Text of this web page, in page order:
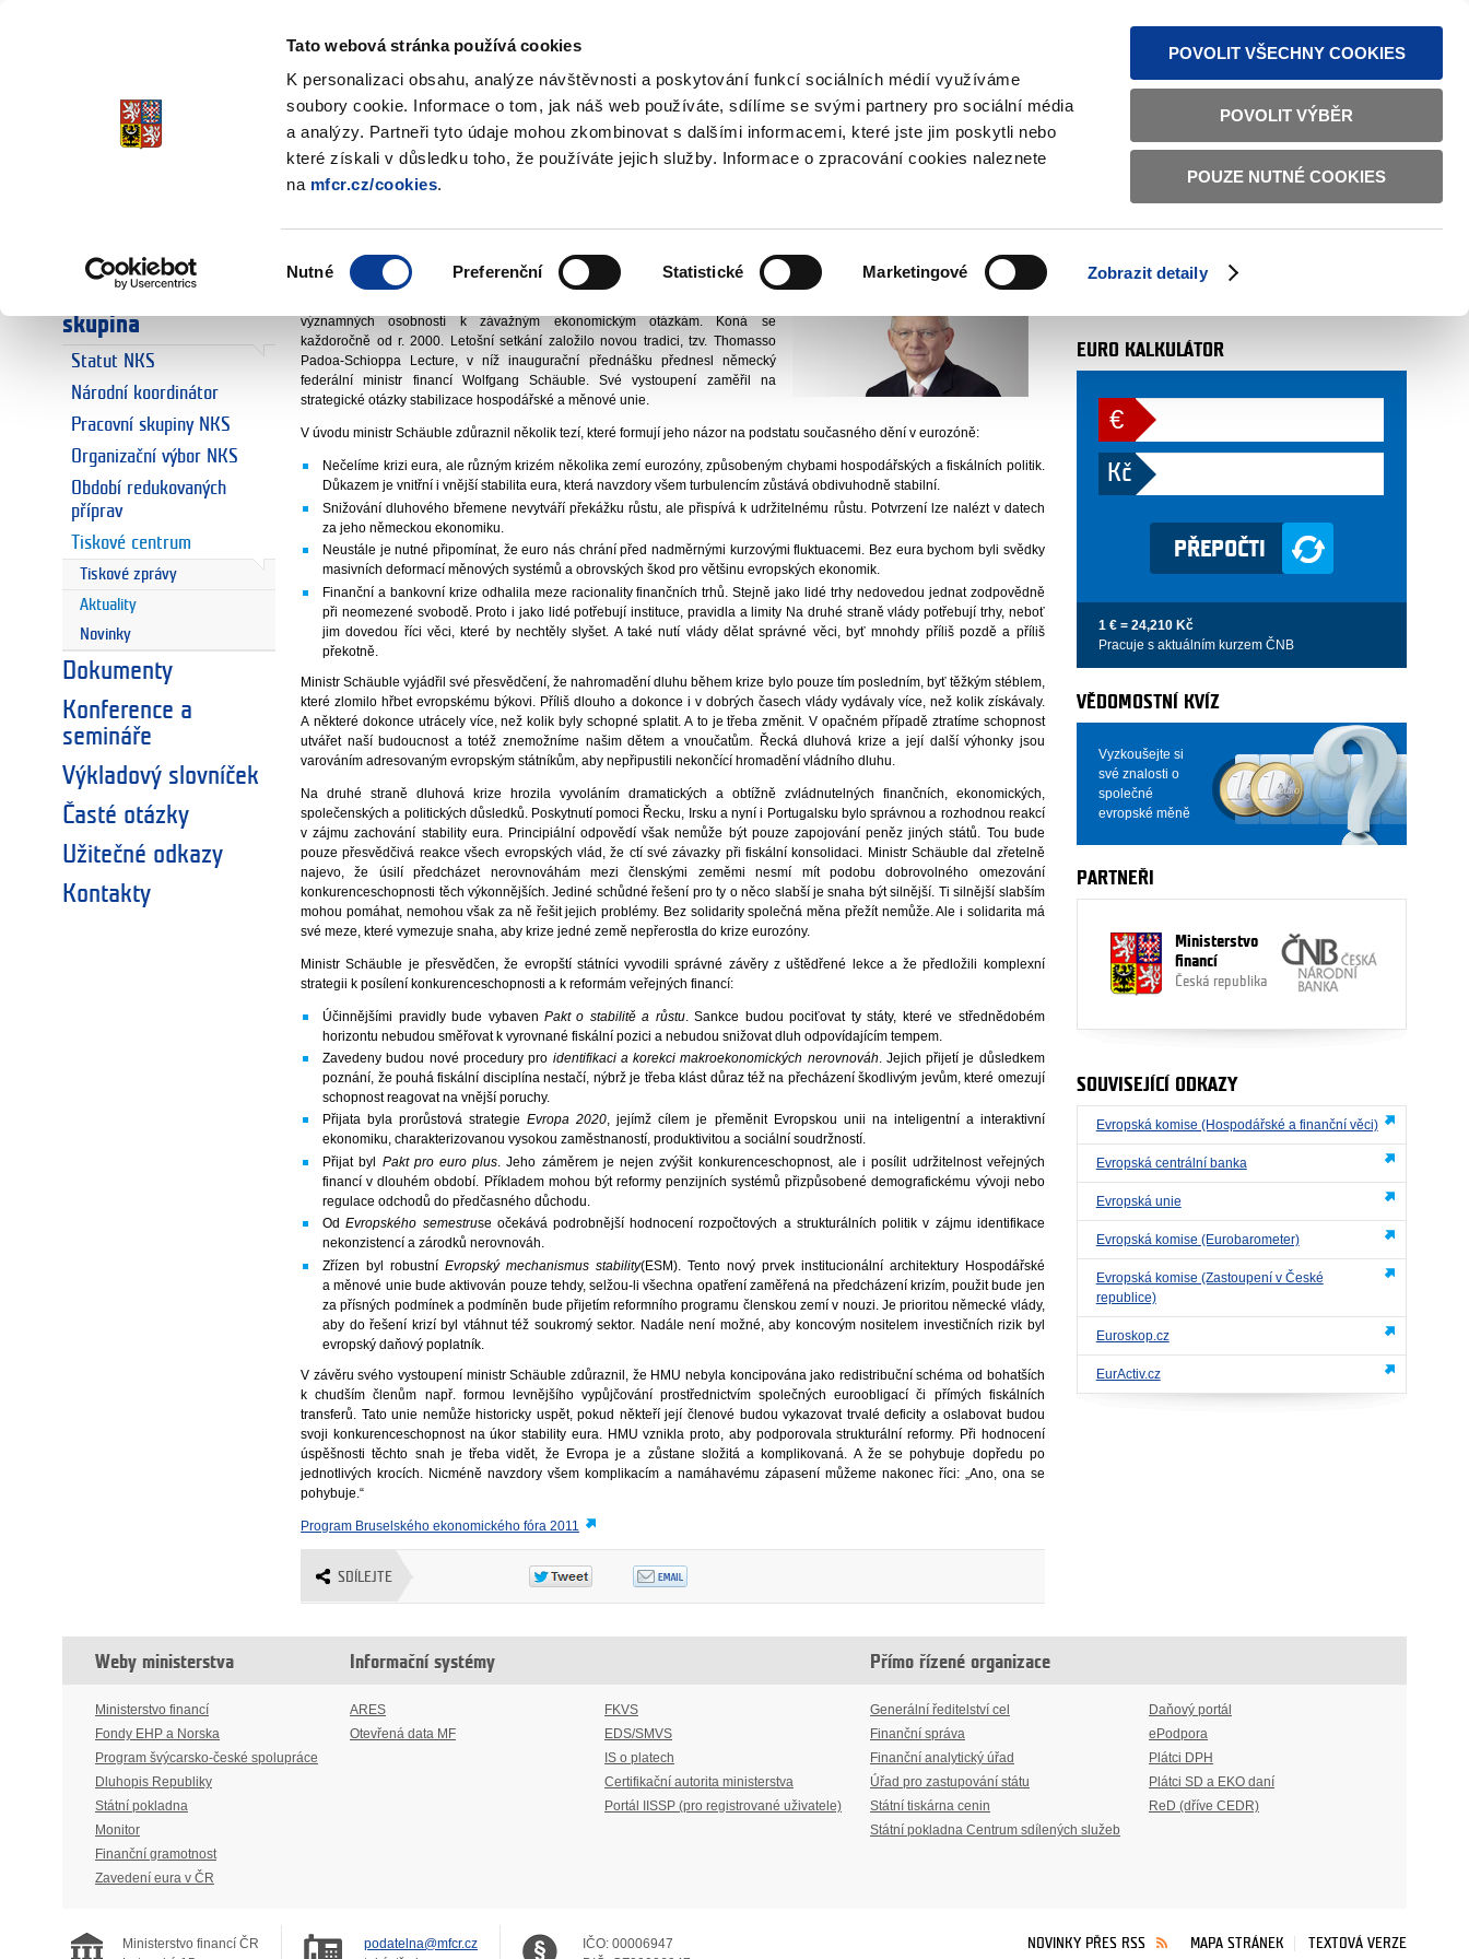
Tato webová stránka používá cookies
K personalizaci obsahu, analýze návštěvnosti a poskytování funkcí sociálních médií využíváme
soubory cookie. Informace o tom, jak náš web používáte, sdílíme se svými partnery pro sociální média
a analýzy. Partneři tyto údaje mohou zkombinovat s dalšími informacemi, které jste jim poskytli nebo
které získali v důsledku toho, že používáte jejich služby. Informace o zpracování cookies naleznete
na mfcr.cz/cookies.
souhlasu
Nutné Preferenční Statistické Marketingové Zobrazit detaily
POVOLIT VŠECHNY COOKIES
POVOLIT VÝBĚR
POUZE NUTNÉ COOKIES
TEXTOVÁ VERZE ČESKY ENGLISH
Bezplatná infolinka
Úvodní stránka
republika
skupina
Statut NKS
Národní koordinátor
Pracovní skupiny NKS
Organizační výbor NKS
Období redukovaných
příprav
Tiskové centrum
Tiskové zprávy
Aktuality
Novinky
Dokumenty
Konference a
semináře
Výkladový slovníček
Časté otázky
Užitečné odkazy
Kontakty
Úvodní stránka Národní koordinační skupina Tiskové centrum Aktuality 2011 Německý ministr financí přednesl první Padoa-Schioppa Lecture
Německý ministr financí přednesl první Padoa-Schioppa Lecture
doc. Ing. Oldřich Dědek, CSc.
národní koordinátor pro zavedení eura v ČR
Vydáno27. 5. 2011
významných osobností k závažným ekonomickým otázkám. Koná se
každoročně od r. 2000. Letošní setkání založilo novou tradici, tzv. Thomasso
Padoa-Schioppa Lecture, v níž inaugurační přednášku přednesl německý
federální ministr financí Wolfgang Schäuble. Své vystoupení zaměřil na
strategické otázky stabilizace hospodářské a měnové unie.
V úvodu ministr Schäuble zdůraznil několik tezí, které formují jeho názor na podstatu současného dění v eurozóně:
Nečelíme krizi eura, ale různým krizém několika zemí eurozóny, způsobeným chybami hospodářských a fiskálních politik.
Důkazem je vnitřní i vnější stabilita eura, která navzdory všem turbulencím zůstává obdivuhodně stabilní.
Snižování dluhového břemene nevytváří překážku růstu, ale přispívá k udržitelnému růstu. Potvrzení lze nalézt v datech
za jeho německou ekonomiku.
Neustále je nutné připomínat, že euro nás chrání před nadměrnými kurzovými fluktuacemi. Bez eura bychom byli svědky
masivních deformací měnových systémů a obrovských škod pro většinu evropských ekonomik.
Finanční a bankovní krize odhalila meze racionality finančních trhů. Stejně jako lidé trhy nedovedou jednat zodpovědně
při neomezené svobodě. Proto i jako lidé potřebují instituce, pravidla a limity Na druhé straně vlády potřebují trhy, neboť
jim dovedou říci věci, které by nechtěly slyšet. A také nutí vlády dělat správné věci, byť mnohdy příliš pozdě a příliš
překotně.
Ministr Schäuble vyjádřil své přesvědčení, že nahromadění dluhu během krize bylo pouze tím posledním, byť těžkým stéblem,
které zlomilo hřbet evropskému býkovi. Příliš dlouho a dokonce i v dobrých časech vlády vydávaly více, než kolik získávaly.
A některé dokonce utrácely více, než kolik byly schopné splatit. A to je třeba změnit. V opačném případě ztratíme schopnost
utvářet naší budoucnost a totéž znemožníme našim dětem a vnoučatům. Řecká dluhová krize a její další výhonky jsou
varováním adresovaným evropským státníkům, aby nepřipustili nekončící hromadění vládního dluhu.
Na druhé straně dluhová krize hrozila vyvoláním dramatických a obtížně zvládnutelných finančních, ekonomických,
společenských a politických důsledků. Poskytnutí pomoci Řecku, Irsku a nyní i Portugalsku bylo správnou a rozhodnou reakcí
v zájmu zachování stability eura. Principiální odpovědí však nemůže být pouze zapojování peněz jiných států. Tou bude
pouze přesvědčivá reakce všech evropských vlád, že ctí své závazky při fiskální konsolidaci. Ministr Schäuble dal zřetelně
najevo, že úsilí předcházet nerovnováhám mezi členskými zeměmi nesmí mít podobu dobrovolného omezování
konkurenceschopnosti těch výkonnějších. Jediné schůdné řešení pro ty o něco slabší je snaha být silnější. Ti silnější slabším
mohou pomáhat, nemohou však za ně řešit jejich problémy. Bez solidarity společná měna přežít nemůže. Ale i solidarita má
své meze, které vymezuje snaha, aby krize jedné země nepřerostla do krize eurozóny.
Ministr Schäuble je přesvědčen, že evropští státníci vyvodili správné závěry z uštědřené lekce a že předložili komplexní
strategii k posílení konkurenceschopnosti a k reformám veřejných financí:
Účinnějšími pravidly bude vybavenPakt o stabilitě a růstu. Sankce budou pociťovat ty státy, které ve střednědobém
horizontu nebudou směřovat k vyrovnané fiskální pozici a nebudou snižovat dluh odpovídajícím tempem.
Zavedeny budou nové procedury pro identifikaci a korekci makroekonomických nerovnováh. Jejich přijetí je důsledkem
poznání, že pouhá fiskální disciplína nestačí, nýbrž je třeba klást důraz též na přecházení škodlivým jevům, které omezují
schopnost reagovat na vnější poruchy.
Přijata byla prorůstová strategieEvropa 2020, jejímž cílem je přeměnit Evropskou unii na inteligentní a interaktivní
ekonomiku, charakterizovanou vysokou zaměstnaností, produktivitou a sociální soudržností.
Přijat byl Pakt pro euro plus. Jeho záměrem je nejen zvýšit konkurenceschopnost, ale i posílit udržitelnost veřejných
financí v dlouhém období. Příkladem mohou být reformy penzijních systémů přizpůsobené demografickému vývoji nebo
regulace odchodů do předčasného důchodu.
OdEvropského semestruse očekává podrobnější hodnocení rozpočtových a strukturálních politik v zájmu identifikace
nekonzistencí a zárodků nerovnováh.
Zřízen byl robustní Evropský mechanismus stability(ESM). Tento nový prvek institucionální architektury Hospodářské
a měnové unie bude aktivován pouze tehdy, selžou-li všechna opatření zaměřená na předcházení krizím, použit bude jen
za přísných podmínek a podmíněn bude přijetím reformního programu členskou zemí v nouzi. Je prioritou německé vlády,
aby do řešení krizí byl vtáhnut též soukromý sektor. Nadále není možné, aby koncovým nositelem investičních rizik byl
evropský daňový poplatník.
V závěru svého vystoupení ministr Schäuble zdůraznil, že HMU nebyla koncipována jako redistribuční schéma od bohatších
k chudším členům např. formou levnějšího vypůjčování prostřednictvím společných euroobligací či přímých fiskálních
transferů. Tato unie nemůže historicky uspět, pokud někteří její členové budou vykazovat trvalé deficity a oslabovat budou
svoji konkurenceschopnost na úkor stability eura. HMU vznikla proto, aby podporovala strukturální reformy. Při hodnocení
úspěšnosti těchto snah je třeba vidět, že Evropa je a zůstane složitá a komplikovaná. A že se pohybuje dopředu po
jednotlivých krocích. Nicméně navzdory všem komplikacím a namáhavému zápasení můžeme nakonec říci: „Ano, ona se
pohybuje.“
Program Bruselského ekonomického fóra 2011
SDÍLEJTE
AUTOR
EURO KALKULÁTOR
€
Kč
1 € = 24,210 Kč
Pracuje s aktuálním kurzem ČNB
VĚDOMOSTNÍ KVÍZ
Vyzkoušejte si
své znalosti o
společné
evropské měně
PARTNEŘI
Ministerstvo
financí
Česká republika
SOUVISEJÍCÍ ODKAZY
Evropská komise (Hospodářské a finanční věci)
Evropská centrální banka
Evropská unie
Evropská komise (Eurobarometer)
Evropská komise (Zastoupení v České
republice)
Euroskop.cz
EurActiv.cz
Weby ministerstva
Ministerstvo financí
Fondy EHP a Norska
Program švýcarsko-české spolupráce
Dluhopis Republiky
Státní pokladna
Monitor
Finanční gramotnost
Zavedení eura v ČR
Informační systémy
ARES
Otevřená data MF
FKVS
EDS/SMVS
IS o platech
Certifikační autorita ministerstva
Portál IISSP (pro registrované uživatele)
Přímo řízené organizace
Generální ředitelství cel
Finanční správa
Finanční analytický úřad
Úřad pro zastupování státu
Státní tiskárna cenin
Státní pokladna Centrum sdílených služeb
Daňový portál
ePodpora
Plátci DPH
Plátci SD a EKO daní
ReD (dříve CEDR)
Ministerstvo financí ČR
podatelna@mfcr.cz
IČO: 00006947
NOVINKY PŘES RSS MAPA STRÁNEK TEXTOVÁ VERZE